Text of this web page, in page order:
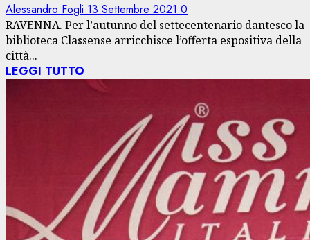
Alessandro Fogli 13 Settembre 2021 0
RAVENNA. Per l’autunno del settecentenario dantesco la
biblioteca Classense arricchisce l’offerta espositiva della
città...
LEGGI TUTTO